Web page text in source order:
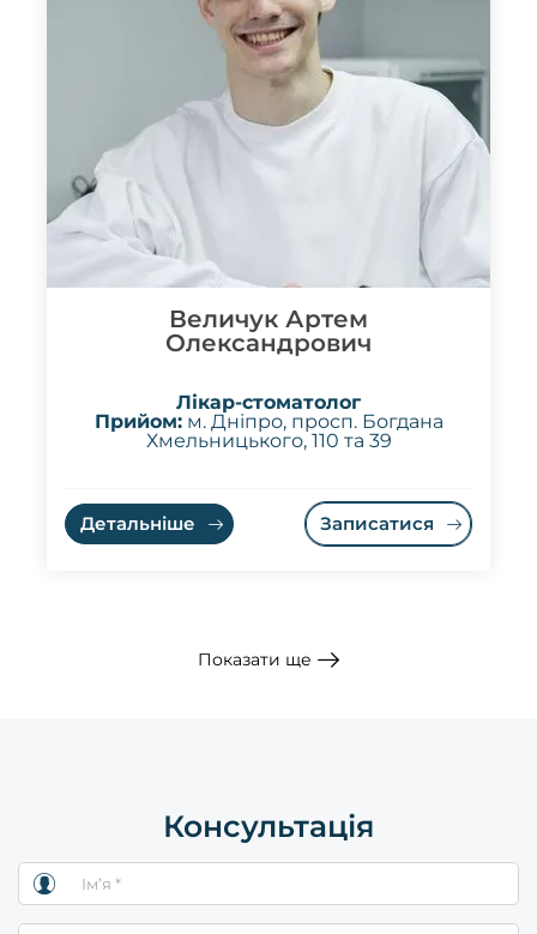
Величук Артем
Олександрович
Лікар-стоматолог
Прийом:м. Дніпро, просп. Богдана
Хмельницького, 110 та 39
Детальніше Записатися
Показати ще
Консультація